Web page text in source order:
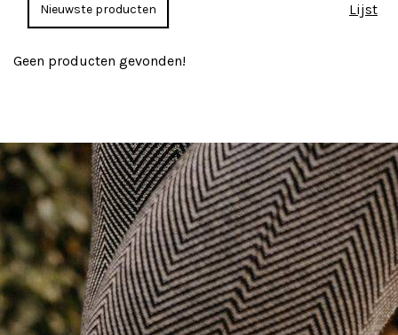
Lijst
Geen producten gevonden!